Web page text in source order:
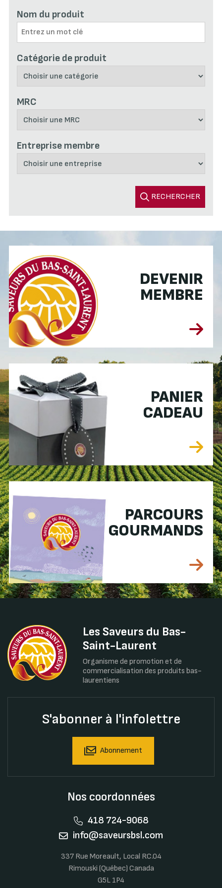
Nom du produit
Catégorie de produit
MRC
Entreprise membre
RECHERCHER
DEVENIR
MEMBRE
PANIER
CADEAU
PARCOURS
GOURMANDS
Les Saveurs du Bas-
Saint-Laurent
Organisme de promotion et de
commercialisation des produits bas-
laurentiens
S'abonner à l'infolettre
Abonnement
Nos coordonnées
418 724-9068
info@saveursbsl.com
337 Rue Moreault, Local RC.04
Rimouski (Québec) Canada
G5L 1P4